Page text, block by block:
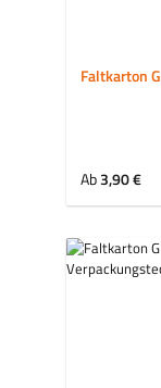
Faltkarton
Regulärer
Ab3,90 €